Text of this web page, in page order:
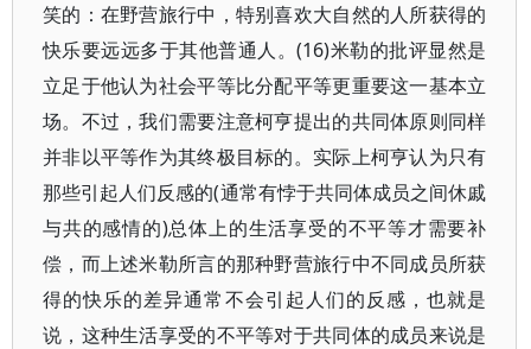
笑的：在野营旅行中，特别喜欢大自然的人所获得的
快乐要远远多于其他普通人。(16)米勒的批评显然是
立足于他认为社会平等比分配平等更重要这一基本立
场。不过，我们需要注意柯亨提出的共同体原则同样
并非以平等作为其终极目标的。实际上柯亨认为只有
那些引起人们反感的(通常有悖于共同体成员之间休戚
与共的感情的)总体上的生活享受的不平等才需要补
偿，而上述米勒所言的那种野营旅行中不同成员所获
得的快乐的差异通常不会引起人们的反感，也就是
说，这种生活享受的不平等对于共同体的成员来说是